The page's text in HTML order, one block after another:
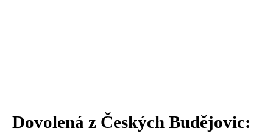
Dovolená z Českých Budějovic: